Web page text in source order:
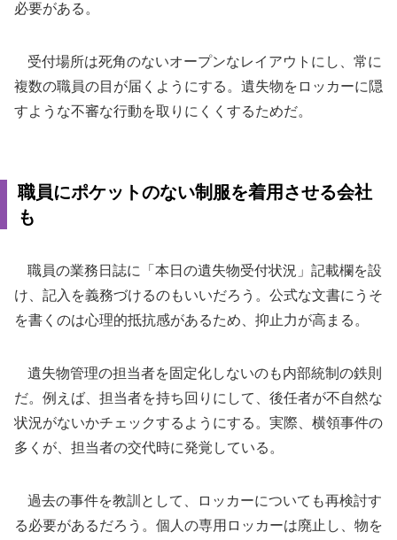
必要がある。
受付場所は死角のないオープンなレイアウトにし、常に
複数の職員の目が届くようにする。遺失物をロッカーに隠
すような不審な行動を取りにくくするためだ。
職員にポケットのない制服を着用させる会社
も
職員の業務日誌に「本日の遺失物受付状況」記載欄を設
け、記入を義務づけるのもいいだろう。公式な文書にうそ
を書くのは心理的抵抗感があるため、抑止力が高まる。
遺失物管理の担当者を固定化しないのも内部統制の鉄則
だ。例えば、担当者を持ち回りにして、後任者が不自然な
状況がないかチェックするようにする。実際、横領事件の
多くが、担当者の交代時に発覚している。
過去の事件を教訓として、ロッカーについても再検討す
る必要があるだろう。個人の専用ロッカーは廃止し、物を